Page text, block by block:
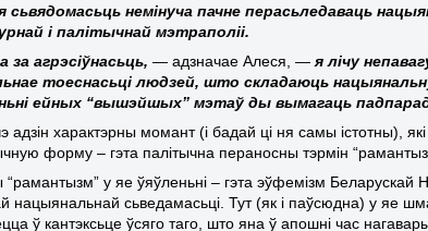
сьвядомасьць немінуча пачне перасьледаваць
і палітычнай мэтраполіі.
за агрэсіўнасьць, — адзначае Алеся, —я лічу
тоеснасьці людзей, што складаюць
ейных “вышэйшых” мэтаў ды вымагаць
адзін характэрны момант (і бадай ці ня самы істотны),
форму – гэта палітычна пераносны тэрмін
“рамантызм” у яе ўяўленьні – гэта эўфемізм Беларускай
нацыянальнай сьведамасьці. Тут (як і паўсюдна) у яе
ў кантэксьце ўсяго таго, што яна ў апошні час